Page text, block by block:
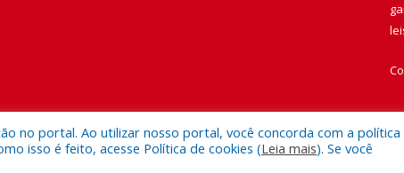
Vigia de Nazaré.
no portal. Ao utilizar nosso portal, você concorda com a política
isso é feito, acesse Política de cookies (Leia mais). Se você